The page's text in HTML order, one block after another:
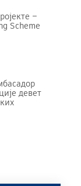
–
Scheme
девет